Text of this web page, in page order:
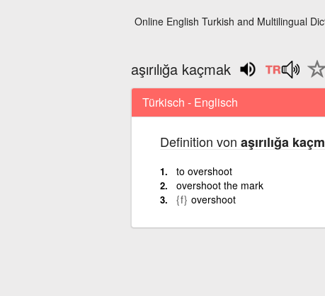
Online English Turkish and Multilingual
aşırılığa kaçmak
Türkisch - Englisch
Definition von aşırılığa
to overshoot
overshoot the mark
{f} overshoot